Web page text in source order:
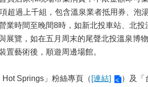
超過上千組，包含溫泉業者抵用券、泡
業時間至晚間8時，如新北投車站、北
展覽，如在五月周末的尾聲北投溫泉博
置藝術後，順遊周邊場館。
Springs」粉絲專頁（ [連結] ）及「